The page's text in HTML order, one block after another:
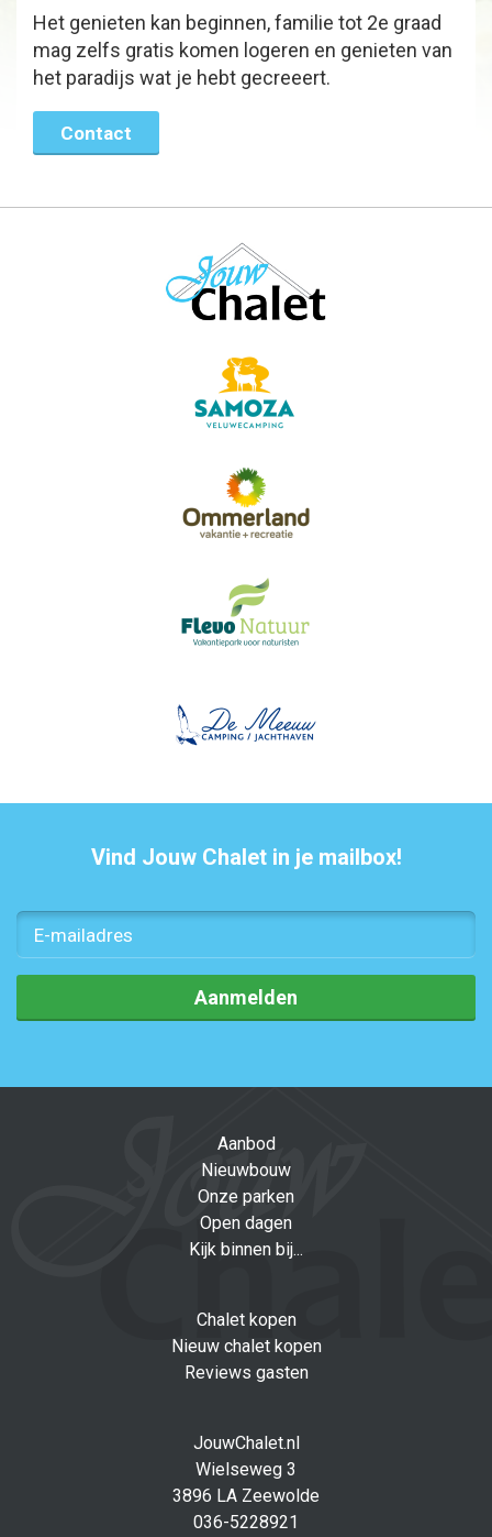
Het genieten kan beginnen, familie tot 2e graad
mag zelfs gratis komen logeren en genieten van
het paradijs wat je hebt gecreeert.
Contact
Vind Jouw Chalet in je mailbox!
Aanmelden
Aanbod
Nieuwbouw
Onze parken
Open dagen
Kijk binnen bij...
Chalet kopen
Nieuw chalet kopen
Reviews gasten
JouwChalet.nl
Wielseweg 3
3896 LA Zeewolde
036-5228921